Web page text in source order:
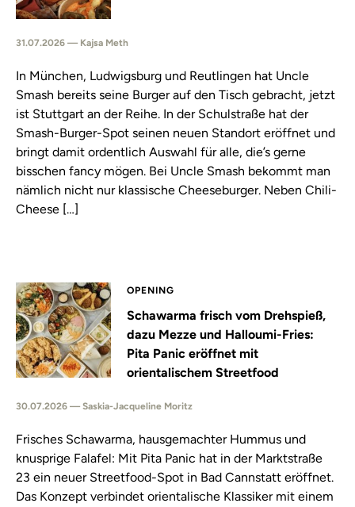
31.07.2026 — Kajsa Meth
In München, Ludwigsburg und Reutlingen hat Uncle
Smash bereits seine Burger auf den Tisch gebracht, jetzt
ist Stuttgart an der Reihe. In der Schulstraße hat der
Smash-Burger-Spot seinen neuen Standort eröffnet und
bringt damit ordentlich Auswahl für alle, die’s gerne
bisschen fancy mögen. Bei Uncle Smash bekommt man
nämlich nicht nur klassische Cheeseburger. Neben Chili-
Cheese […]
OPENING
Schawarma frisch vom Drehspieß,
dazu Mezze und Halloumi-Fries:
Pita Panic eröffnet mit
orientalischem Streetfood
30.07.2026 — Saskia-Jacqueline Moritz
Frisches Schawarma, hausgemachter Hummus und
knusprige Falafel: Mit Pita Panic hat in der Marktstraße
23 ein neuer Streetfood-Spot in Bad Cannstatt eröffnet.
Das Konzept verbindet orientalische Klassiker mit einem